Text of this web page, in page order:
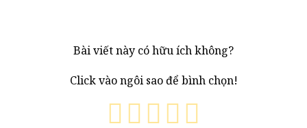
Bài viết này có hữu ích không?
Click vào ngôi sao để bình chọn!